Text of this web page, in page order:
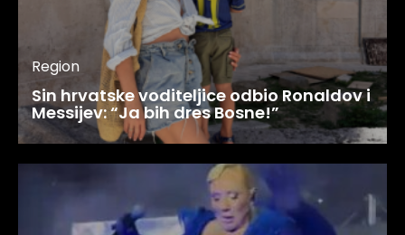
Region
Sin hrvatske voditeljice odbio Ronaldov i
Messijev: “Ja bih dres Bosne!”